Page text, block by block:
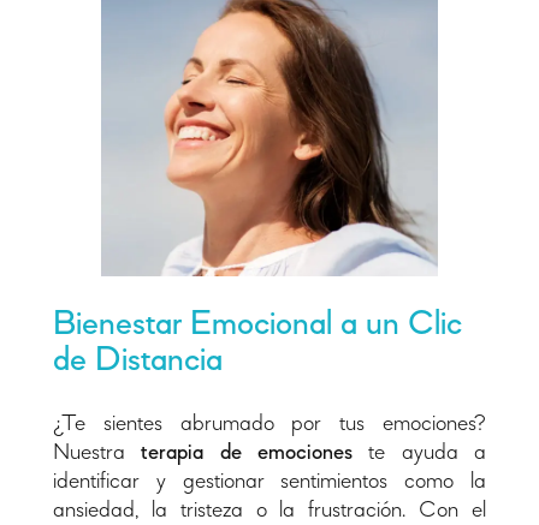
Bienestar Emocional a un Clic
de Distancia
¿Te sientes abrumado por tus emociones?
Nuestraterapia de emociones te ayuda a
identificar y gestionar sentimientos como la
ansiedad, la tristeza o la frustración. Con el